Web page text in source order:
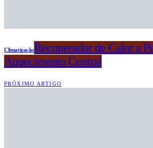
ClimatizaçãoRecuperador de Calor a
Aquecimento Central
PRÓXIMO ARTIGO